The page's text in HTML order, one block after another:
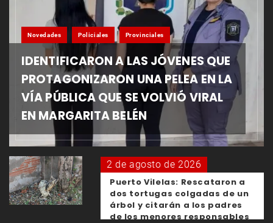
Novedades Policiales Provinciales
IDENTIFICARON A LAS JÓVENES QUE
PROTAGONIZARON UNA PELEA EN LA
VÍA PÚBLICA QUE SE VOLVIÓ VIRAL
EN MARGARITA BELÉN
2 de agosto de 2026
Puerto Vilelas: Rescataron a
dos tortugas colgadas de un
árbol y citarán a los padres
de los menores responsables